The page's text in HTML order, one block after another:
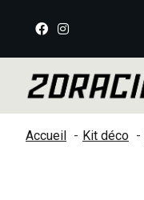
Accueil Kit déco